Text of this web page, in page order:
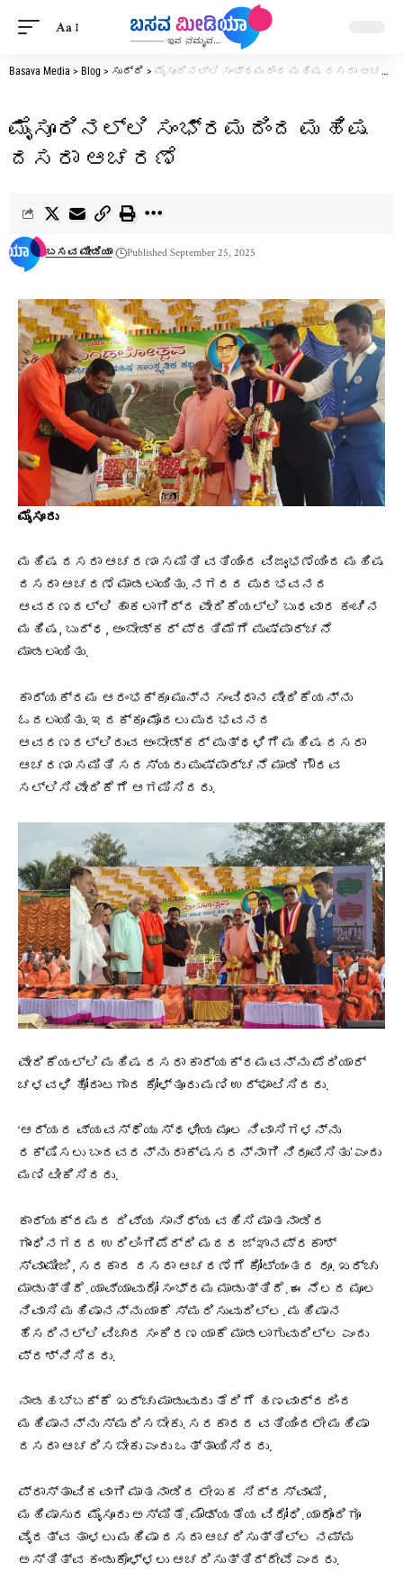
Aa
Basava Media > Blog > ಸುದ್ದಿ > ಮೈಸೂರಿನಲ್ಲಿ ಸಂಭ್ರಮದಿಂದ ಮಹಿಷ ದಸರಾ ಆಚರಣೆ
ಮೈಸೂರಿನಲ್ಲಿ ಸಂಭ್ರಮದಿಂದ ಮಹಿಷ
ದಸರಾ ಆಚರಣೆ
ಬಸವ ಮೀಡಿಯಾ Published September 25, 2025
ಮೈಸೂರು
ಮಹಿಷ ದಸರಾ ಆಚರಣಾ ಸಮಿತಿ ವತಿಯಿಂದ ವಿಜೃಂಭಣೆಯಿಂದ ಮಹಿಷ
ದಸರಾ ಆಚರಣೆ ಮಾಡಲಾಯಿತು. ನಗರದ ಪುರಭವನದ
ಆವರಣದಲ್ಲಿ ಹಾಕಲಾಗಿದ್ದ ವೇದಿಕೆಯಲ್ಲಿ ಬುಧವಾರ ಕಂಚಿನ
ಮಹಿಷ, ಬುದ್ಧ, ಅಂಬೇಡ್ಕರ್ ಪ್ರತಿಮೆಗೆ ಪುಷ್ಪಾರ್ಚನೆ
ಮಾಡಲಾಯಿತು.
ಕಾರ್ಯಕ್ರಮ ಆರಂಭಕ್ಕೂ ಮುನ್ನ ಸಂವಿಧಾನ ಪೀಠಿಕೆಯನ್ನು
ಓದಲಾಯಿತು. ಇದಕ್ಕೂ ಮೊದಲು ಪುರಭವನದ
ಆವರಣದಲ್ಲಿರುವ ಅಂಬೇಡ್ಕರ್ ಪುತ್ಥಳಿಗೆ ಮಹಿಷ ದಸರಾ
ಆಚರಣಾ ಸಮಿತಿ ಸದಸ್ಯರು ಪುಷ್ಪಾರ್ಚನೆ ಮಾಡಿ ಗೌರವ
ಸಲ್ಲಿಸಿ ವೇದಿಕೆಗೆ ಆಗಮಿಸಿದರು.
ವೇದಿಕೆಯಲ್ಲಿ ಮಹಿಷ ದಸರಾ ಕಾರ್ಯಕ್ರಮವನ್ನು ಪೆರಿಯಾರ್
ಚಳವಳಿ ಹೋರಾಟಗಾರ ಕೋಳ್ತೂರು ಮಣಿ ಉದ್ಘಾಟಿಸಿದರು.
‘ಆರ್ಯರ ವ್ಯವಸ್ಥೆಯು ಸ್ಥಳೀಯ ಮೂಲ ನಿವಾಸಿಗಳನ್ನು
ರಕ್ಷಿಸಲು ಬಂದವರನ್ನು ರಾಕ್ಷಸರನ್ನಾಗಿ ನಿರೂಪಿಸಿತು’ ಎಂದು
ಮಣಿ ಟೀಕಿಸಿದರು.
ಕಾರ್ಯಕ್ರಮದ ದಿವ್ಯ ಸಾನಿಧ್ಯ ವಹಿಸಿ ಮಾತನಾಡಿದ
ಗಾಂಧಿನಗರದ ಉರಿಲಿಂಗಿಪೆದ್ದಿ ಮಠದ ಜ್ಞಾನಪ್ರಕಾಶ್
ಸ್ವಾಮೀಜಿ, ಸರಕಾರ ದಸರಾ ಆಚರಣೆಗೆ ಕೋಟ್ಯಂತರ ರೂ. ಖರ್ಚು
ಮಾಡುತ್ತಿದೆ. ಯಾವ್ಯಾವುದೋ ಸಂಭ್ರಮ ಮಾಡುತ್ತಿದೆ. ಈ ನೆಲದ ಮೂಲ
ನಿವಾಸಿ ಮಹಿಷಾನನ್ನು ಯಾಕೆ ಸ್ಮರಿಸುವುದಿಲ್ಲ. ಮಹಿಷಾನ
ಹೆಸರಿನಲ್ಲಿ ವಿಚಾರ ಸಂಕಿರಣ ಯಾಕೆ ಮಾಡಲಾಗುವುದಿಲ್ಲ ಎಂದು
ಪ್ರಶ್ನಿಸಿದರು.
ನಾಡಹಬ್ಬಕ್ಕೆ ಖರ್ಚು ಮಾಡುವುದು ತೆರಿಗೆ ಹಣವಾದ್ದರಿಂದ
ಮಹಿಷಾನನ್ನು ಸ್ಮರಿಸಬೇಕು. ಸರಕಾರದ ವತಿಯಿಂದಲೇ ಮಹಿಷಾ
ದಸರಾ ಆಚರಿಸಬೇಕು ಎಂದು ಒತ್ತಾಯಿಸಿದರು.
ಪ್ರಾಸ್ತಾವಿಕವಾಗಿ ಮಾತನಾಡಿದ ಲೇಖಕ ಸಿದ್ದಸ್ವಾಮಿ,
ಮಹಿಷಾಸುರ ಮೈಸೂರು ಅಸ್ಮಿತೆ. ಮೌಢ್ಯತೆಯ ವಿರೋಧಿ. ಯಾರೊಂದಿಗೂ
ವೈರತ್ವ ತಾಳಲು ಮಹಿಷಾ ದಸರಾ ಆಚರಿಸುತ್ತಿಲ್ಲ ನಮ್ಮ
ಅಸ್ತಿತ್ವ ಕಂಡುಕೊಳ್ಳಲು ಆಚರಿಸುತ್ತಿದ್ದೇವೆ ಎಂದರು.